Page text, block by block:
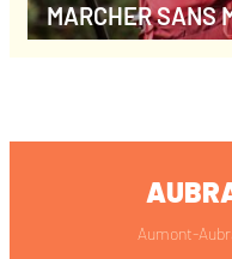
MARCHER SANS
Aumont-